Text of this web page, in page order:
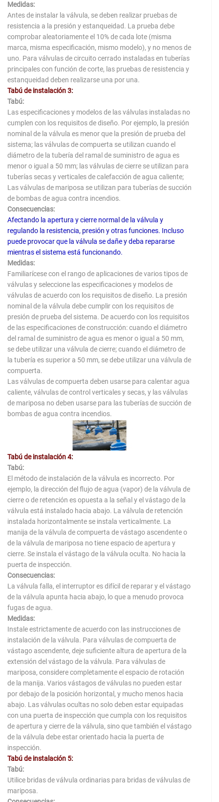
Medidas:
Antes de instalar la válvula, se deben realizar pruebas de
resistencia a la presión y estanqueidad. La prueba debe
comprobar aleatoriamente el 10% de cada lote (misma
marca, misma especificación, mismo modelo), y no menos de
uno. Para válvulas de circuito cerrado instaladas en tuberías
principales con función de corte, las pruebas de resistencia y
estanqueidad deben realizarse una por una.
Tabú de instalación 3:
Tabú:
Las especificaciones y modelos de las válvulas instaladas no
cumplen con los requisitos de diseño. Por ejemplo, la presión
nominal de la válvula es menor que la presión de prueba del
sistema; las válvulas de compuerta se utilizan cuando el
diámetro de la tubería del ramal de suministro de agua es
menor o igual a 50 mm; las válvulas de cierre se utilizan para
tuberías secas y verticales de calefacción de agua caliente;
Las válvulas de mariposa se utilizan para tuberías de succión
de bombas de agua contra incendios.
Consecuencias:
Afectando la apertura y cierre normal de la válvula y
regulando la resistencia, presión y otras funciones. Incluso
puede provocar que la válvula se dañe y deba repararse
mientras el sistema está funcionando.
Medidas:
Familiarícese con el rango de aplicaciones de varios tipos de
válvulas y seleccione las especificaciones y modelos de
válvulas de acuerdo con los requisitos de diseño. La presión
nominal de la válvula debe cumplir con los requisitos de
presión de prueba del sistema. De acuerdo con los requisitos
de las especificaciones de construcción: cuando el diámetro
del ramal de suministro de agua es menor o igual a 50 mm,
se debe utilizar una válvula de cierre; cuando el diámetro de
la tubería es superior a 50 mm, se debe utilizar una válvula de
compuerta.
Las válvulas de compuerta deben usarse para calentar agua
caliente, válvulas de control verticales y secas, y las válvulas
de mariposa no deben usarse para las tuberías de succión de
bombas de agua contra incendios.
Tabú de instalación 4:
Tabú:
El método de instalación de la válvula es incorrecto. Por
ejemplo, la dirección del flujo de agua (vapor) de la válvula de
cierre o de retención es opuesta a la señal y el vástago de la
válvula está instalado hacia abajo. La válvula de retención
instalada horizontalmente se instala verticalmente. La
manija de la válvula de compuerta de vástago ascendente o
de la válvula de mariposa no tiene espacio de apertura y
cierre. Se instala el vástago de la válvula oculta. No hacia la
puerta de inspección.
Consecuencias:
La válvula falla, el interruptor es difícil de reparar y el vástago
de la válvula apunta hacia abajo, lo que a menudo provoca
fugas de agua.
Medidas:
Instale estrictamente de acuerdo con las instrucciones de
instalación de la válvula. Para válvulas de compuerta de
vástago ascendente, deje suficiente altura de apertura de la
extensión del vástago de la válvula. Para válvulas de
mariposa, considere completamente el espacio de rotación
de la manija. Varios vástagos de válvulas no pueden estar
por debajo de la posición horizontal, y mucho menos hacia
abajo. Las válvulas ocultas no solo deben estar equipadas
con una puerta de inspección que cumpla con los requisitos
de apertura y cierre de la válvula, sino que también el vástago
de la válvula debe estar orientado hacia la puerta de
inspección.
Tabú de instalación 5:
Tabú:
Utilice bridas de válvula ordinarias para bridas de válvulas de
mariposa.